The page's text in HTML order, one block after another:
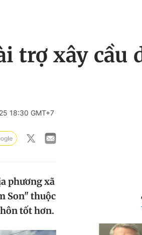
trợ xây cầu
18:30 GMT+7
phương xã
Son" thuộc
tốt hơn.